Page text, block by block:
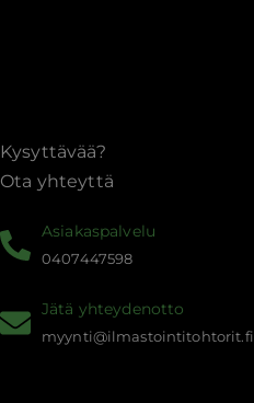
Kysyttävää?
Ota yhteyttä
Asiakaspalvelu
0407447598
Jätä yhteydenotto
myynti@ilmastointitohtorit.fi